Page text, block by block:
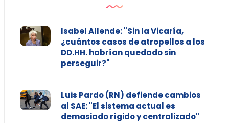
Isabel Allende: "Sin la Vicaría,
¿cuántos casos de atropellos a los
DD.HH. habrían quedado sin
perseguir?"
Luis Pardo (RN) defiende cambios
al SAE: "El sistema actual es
demasiado rígido y centralizado"